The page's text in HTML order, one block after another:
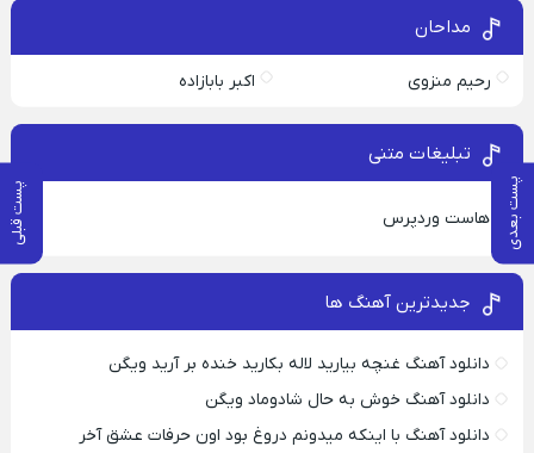
پست بعدی پست قبلی
مداحان
رحیم منزوی اکبر بابازاده
تبلیغات متنی
هاست وردپرس
جدیدترین آهنگ ها
دانلود آهنگ غنچه بیارید لاله بکارید خنده بر آرید ویگن
دانلود آهنگ خوش به حال شادوماد ویگن
دانلود آهنگ با اینکه میدونم دروغ بود اون حرفات عشق آخر